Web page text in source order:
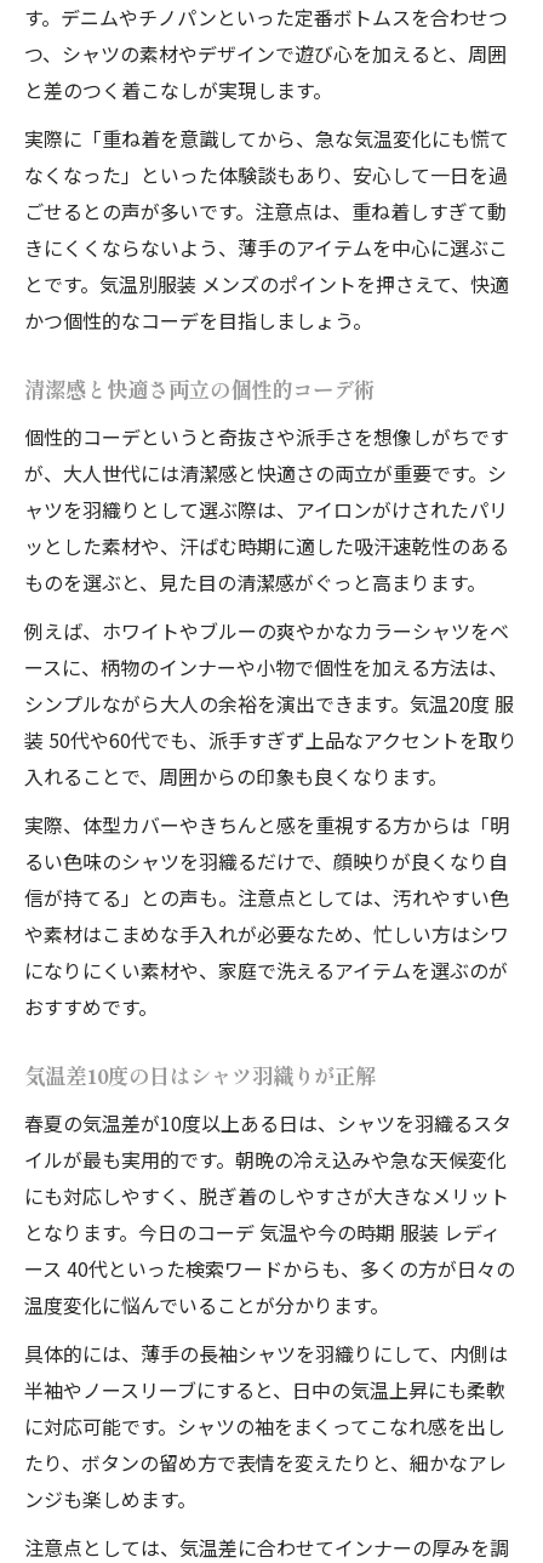
す。デニムやチノパンといった定番ボトムスを合わせつ
つ、シャツの素材やデザインで遊び心を加えると、周囲
と差のつく着こなしが実現します。
実際に「重ね着を意識してから、急な気温変化にも慌て
なくなった」といった体験談もあり、安心して一日を過
ごせるとの声が多いです。注意点は、重ね着しすぎて動
きにくくならないよう、薄手のアイテムを中心に選ぶこ
とです。気温別服装 メンズのポイントを押さえて、快適
かつ個性的なコーデを目指しましょう。
清潔感と快適さ両立の個性的コーデ術
個性的コーデというと奇抜さや派手さを想像しがちです
が、大人世代には清潔感と快適さの両立が重要です。シ
ャツを羽織りとして選ぶ際は、アイロンがけされたパリ
ッとした素材や、汗ばむ時期に適した吸汗速乾性のある
ものを選ぶと、見た目の清潔感がぐっと高まります。
例えば、ホワイトやブルーの爽やかなカラーシャツをベ
ースに、柄物のインナーや小物で個性を加える方法は、
シンプルながら大人の余裕を演出できます。気温20度 服
装 50代や60代でも、派手すぎず上品なアクセントを取り
入れることで、周囲からの印象も良くなります。
実際、体型カバーやきちんと感を重視する方からは「明
るい色味のシャツを羽織るだけで、顔映りが良くなり自
信が持てる」との声も。注意点としては、汚れやすい色
や素材はこまめな手入れが必要なため、忙しい方はシワ
になりにくい素材や、家庭で洗えるアイテムを選ぶのが
おすすめです。
気温差10度の日はシャツ羽織りが正解
春夏の気温差が10度以上ある日は、シャツを羽織るスタ
イルが最も実用的です。朝晩の冷え込みや急な天候変化
にも対応しやすく、脱ぎ着のしやすさが大きなメリット
となります。今日のコーデ 気温や今の時期 服装 レディ
ース 40代といった検索ワードからも、多くの方が日々の
温度変化に悩んでいることが分かります。
具体的には、薄手の長袖シャツを羽織りにして、内側は
半袖やノースリーブにすると、日中の気温上昇にも柔軟
に対応可能です。シャツの袖をまくってこなれ感を出し
たり、ボタンの留め方で表情を変えたりと、細かなアレ
ンジも楽しめます。
注意点としては、気温差に合わせてインナーの厚みを調